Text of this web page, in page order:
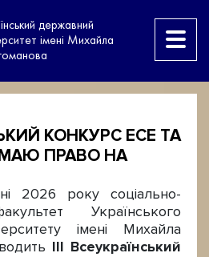
державний
імені Михайла
КОНКУРС ЕСЕ ТА
ПРАВО НА
2026 року соціально-
Українського
імені Михайла
III Всеукраїнський